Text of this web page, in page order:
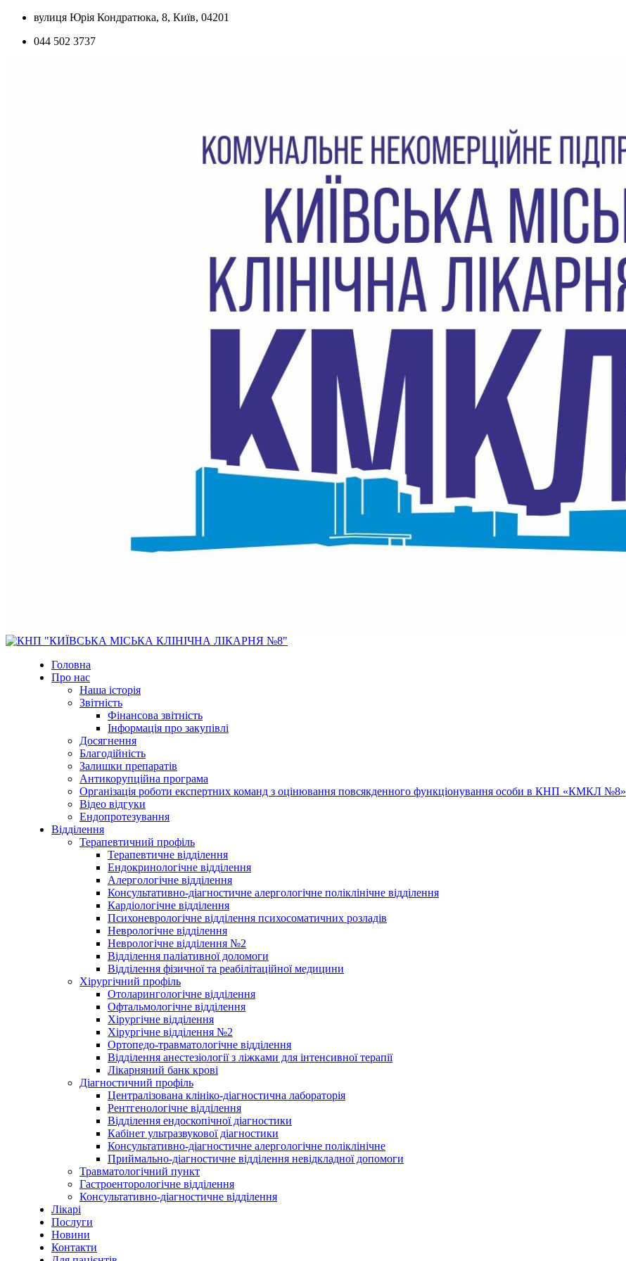
Skip
content
вулиця Юрія Кондратюка, 8, Київ, 04201
044 502 3737
Головна
Про нас
Наша історія
Звітність
Фінансова звітність
Інформація про закупівлі
Досягнення
Благодійність
Залишки препаратів
Антикорупційна програма
Організація роботи експертних команд з оцінювання повсякденного функціонування особи в КНП «КМКЛ №8»
Відео відгуки
Ендопротезування
Відділення
Терапевтичний профіль
Терапевтичне відділення
Ендокринологічне відділення
Алергологічне відділення
Консультативно-діагностичне алергологічне поліклінічне відділення
Кардіологічне відділення
Психоневрологічне відділення психосоматичних розладів
Неврологічне відділення
Неврологічне відділення №2
Відділення паліативної доломоги
Відділення фізичної та реабілітаційної медицини
Хірургічний профіль
Отоларингологічне відділення
Офтальмологічне відділення
Хірургічне відділення
Хірургічне відділення №2
Ортопедо-травматологічне відділення
Відділення анестезіології з ліжками для інтенсивної терапії
Лікарняний банк крові
Діагностичний профіль
Централізована клініко-діагностична лабораторія
Рентгенологічне відділення
Відділення ендоскопічної діагностики
Кабінет ультразвукової діагностики
Консультативно-діагностичне алергологічне поліклінічне
Приймально-діагностичне відділення невідкладної допомоги
Травматологічний пункт
Гастроенторологічне відділення
Консультативно-діагностичне відділення
Лікарі
Послуги
Новини
Контакти